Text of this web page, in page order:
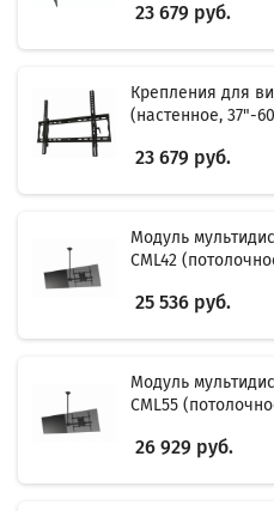
23 679 руб.
Крепления для
(настенное, 37"-
23 679 руб.
Модуль
CML42
25 536 руб.
Модуль
CML55
26 929 руб.